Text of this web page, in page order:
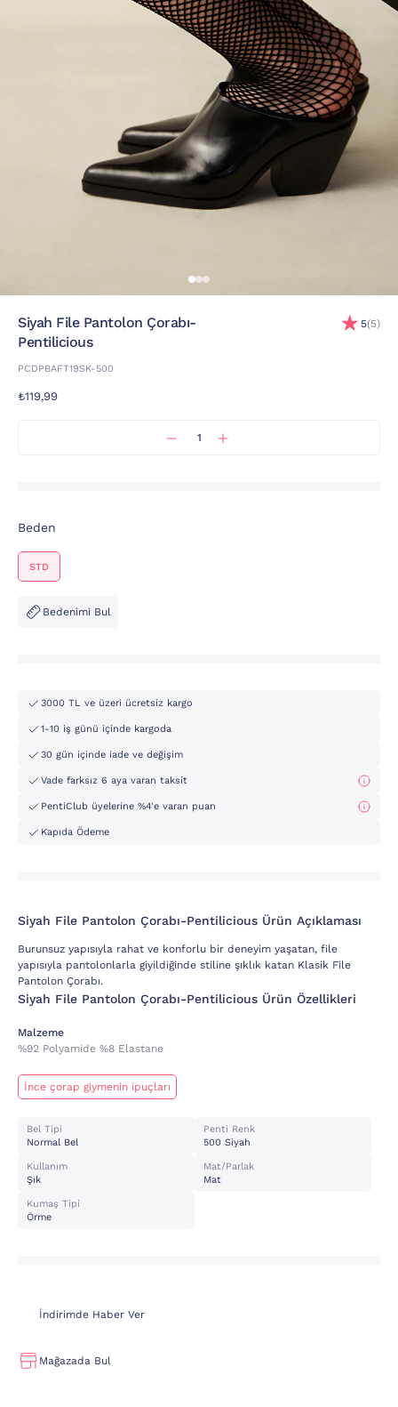
Siyah File Pantolon Çorabı-
Pentilicious
PCDPBAFT19SK-500
5(5)
₺119,99
Beden
STD
Bedenimi Bul
3000 TL ve üzeri ücretsiz kargo
1-10 iş günü içinde kargoda
30 gün içinde iade ve değişim
Vade farksız 6 aya varan taksit
PentiClub üyelerine %4'e varan puan
Kapıda Ödeme
Siyah File Pantolon Çorabı-Pentilicious Ürün Açıklaması
Burunsuz yapısıyla rahat ve konforlu bir deneyim yaşatan, file
yapısıyla pantolonlarla giyildiğinde stiline şıklık katan Klasik File
Pantolon Çorabı.
Siyah File Pantolon Çorabı-Pentilicious Ürün Özellikleri
Malzeme
%92 Polyamide %8 Elastane
İnce çorap giymenin ipuçları
Bel Tipi
Normal Bel
Penti Renk
500 Siyah
Kullanım
Şık
Mat/parlak
Mat
Kumaş Tipi
Örme
İndirimde Haber Ver
Mağazada Bul